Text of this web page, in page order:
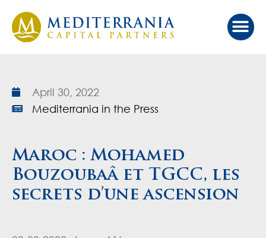
April 30, 2022
Mediterrania in the Press
Maroc : Mohamed
Bouzoubaâ et TGCC, les
secrets d’une ascension